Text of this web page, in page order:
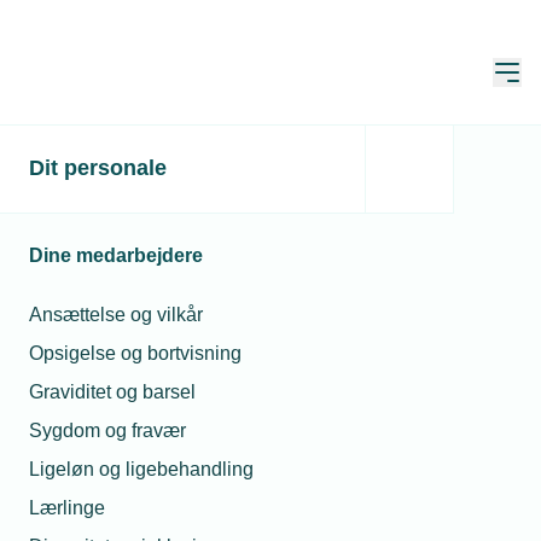
Dit personale
Dine medarbejdere
Ansættelse og vilkår
Opsigelse og bortvisning
Graviditet og barsel
Sygdom og fravær
Ligeløn og ligebehandling
Lærlinge
Prisregn til Kemp &
Forfatter: Mimi Munch-Jensen
Kemp & Lauritzen har vundet stort ved Danish
Digital Awards 2026 i København. Virksomheden
blev hædret for sin digitale platform KL360°, som